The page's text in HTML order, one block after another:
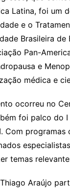
Latina, foi um
e o
Brasileira
Pan-
e
médica e
ocorreu no
foi palco do I
Com
temas
Araújo